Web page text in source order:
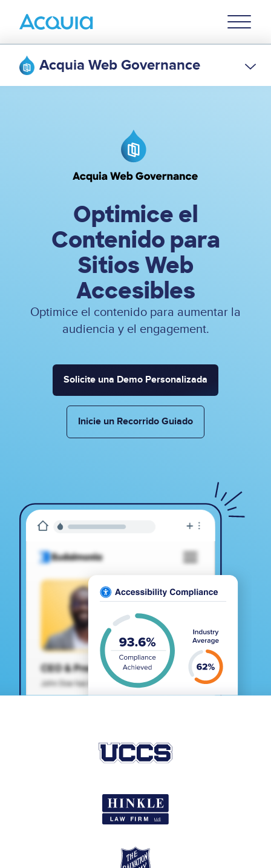
content
Menu
Acquia Web Governance
Optimice el
Contenido para
Sitios Web
Accesibles
Optimice el contenido para aumentar la
audiencia y el engagement.
Solicite una Demo Personalizada
Inicie un Recorrido Guiado